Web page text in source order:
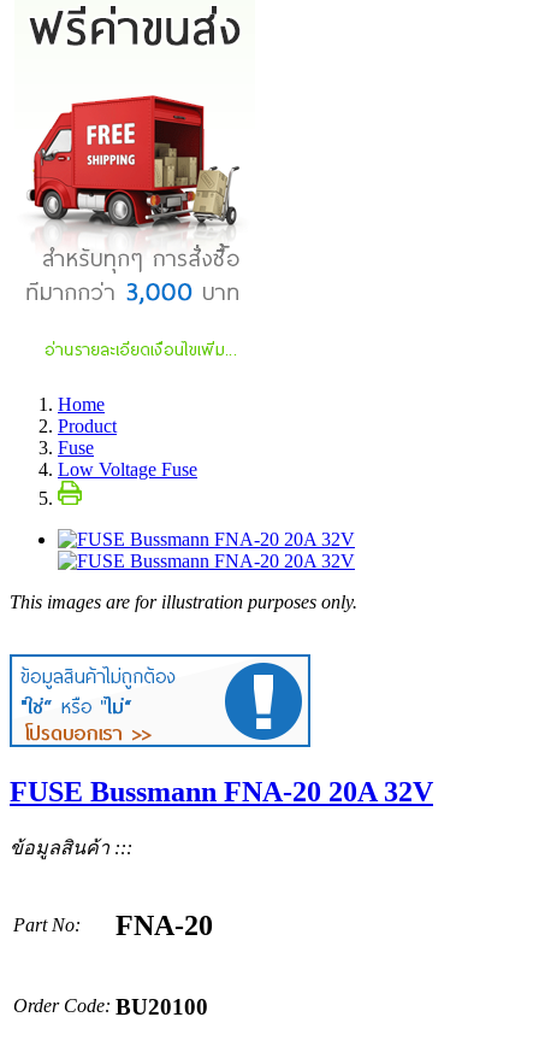
Home
Product
Fuse
Low Voltage Fuse
This images are for illustration purposes only.
FUSE Bussmann FNA-20 20A 32V
ข้อมูลสินค้า :::
Part No: FNA-20
Order Code: BU20100